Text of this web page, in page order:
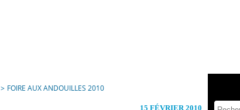
> FOIRE AUX ANDOUILLES 2010
15 FÉVRIER 2010